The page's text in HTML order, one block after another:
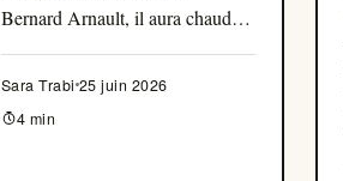
Bernard Arnault, il aura chaud »,
ironisait Yann Barthès. Dans les
quartiers populaires, la canicule
rappelle pourtant que certains ont
Sara Trabi 25 juin 2026
4 min